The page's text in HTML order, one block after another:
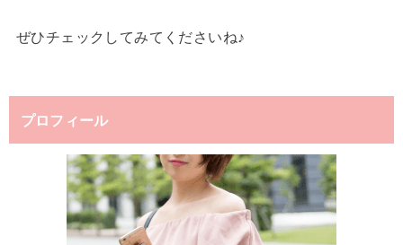
ぜひチェックしてみてくださいね♪
プロフィール